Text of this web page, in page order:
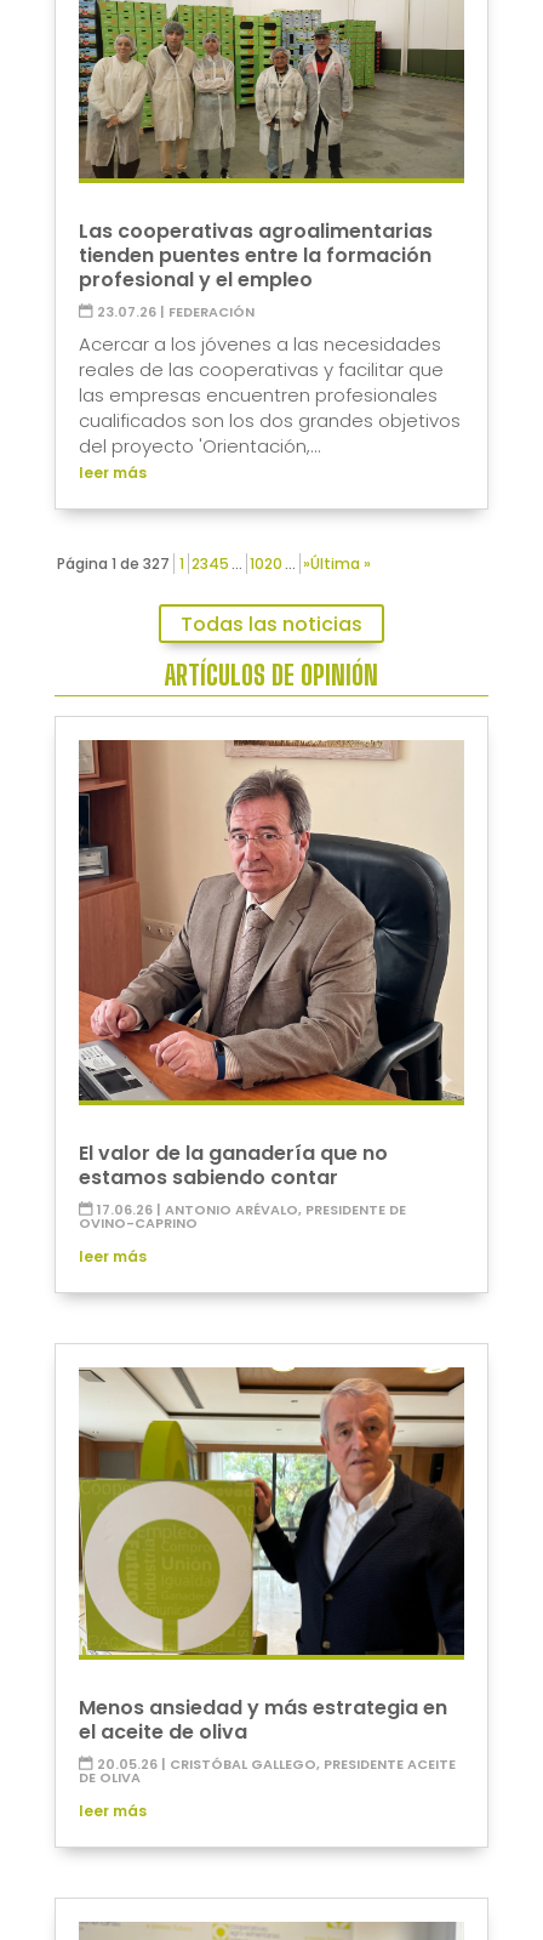
Las cooperativas agroalimentarias
tienden puentes entre la formación
profesional y el empleo
23.07.26| FEDERACIÓN
Acercar a los jóvenes a las necesidades
reales de las cooperativas y facilitar que
las empresas encuentren profesionales
cualificados son los dos grandes objetivos
del proyecto 'Orientación,...
leer más
Página 1 de 327 1 2345... 1020... »Última »
Todas las noticias
ARTÍCULOS DE OPINIÓN
El valor de la ganadería que no
estamos sabiendo contar
17.06.26| ANTONIO ARÉVALO, PRESIDENTE DE
OVINO-CAPRINO
leer más
Menos ansiedad y más estrategia en
el aceite de oliva
20.05.26| CRISTÓBAL GALLEGO, PRESIDENTE ACEITE
DE OLIVA
leer más